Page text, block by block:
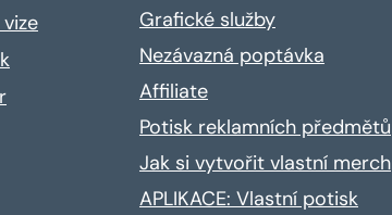
Grafické služby
Nezávazná poptávka
Affiliate
Potisk reklamních předmětů
Jak si vytvořit vlastní merch
APLIKACE: Vlastní potisk